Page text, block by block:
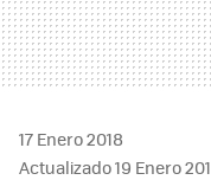
17 Enero 2018
Actualizado 19 Enero